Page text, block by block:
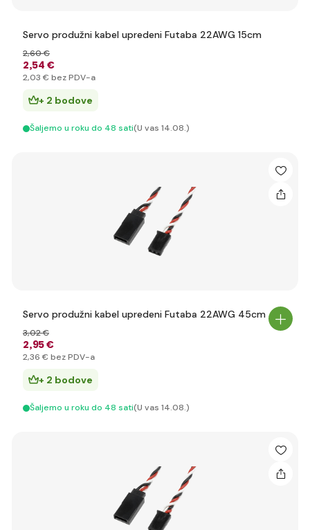
Servo produžni kabel upredeni Futaba 22AWG 15cm
2,54 €
2,60 €
2,03 € bez PDV-a
+ 2 bodove
Šaljemo u roku do 48 sati(U vas 14.08.)
Servo produžni kabel upredeni Futaba 22AWG 45cm
2,95 €
3,02 €
2,36 € bez PDV-a
+ 2 bodove
Šaljemo u roku do 48 sati(U vas 14.08.)